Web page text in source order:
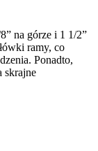
na górze i 1 1/2”
ramy, co
Ponadto,
skrajne